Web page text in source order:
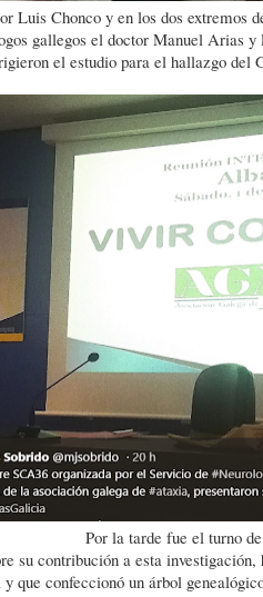
Luis Chonco y en los dos extremos
gallegos el doctor Manuel Arias y
el estudio para el hallazgo del
Por la tarde fue el turno
su contribución a esta
que confeccionó un árbol